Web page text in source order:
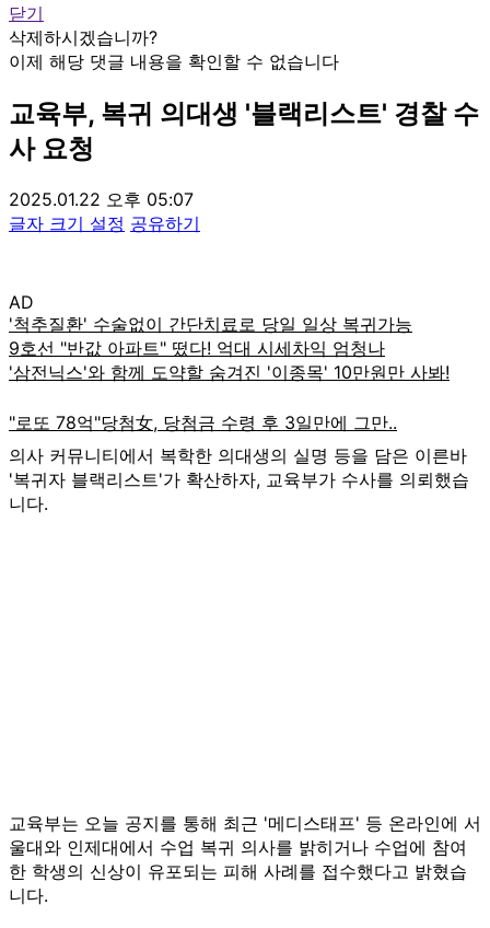
닫기
삭제하시겠습니까?
이제 해당 댓글 내용을 확인할 수 없습니다
교육부, 복귀 의대생 '블랙리스트' 경찰 수
사 요청
2025.01.22 오후 05:07
글자 크기 설정 공유하기
AD
의사 커뮤니티에서 복학한 의대생의 실명 등을 담은 이른바
'복귀자 블랙리스트'가 확산하자, 교육부가 수사를 의뢰했습
니다.
교육부는 오늘 공지를 통해 최근 '메디스태프' 등 온라인에 서
울대와 인제대에서 수업 복귀 의사를 밝히거나 수업에 참여
한 학생의 신상이 유포되는 피해 사례를 접수했다고 밝혔습
니다.